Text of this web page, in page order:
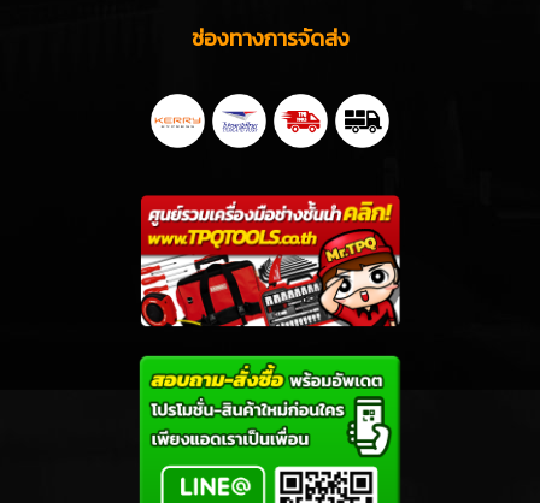
ช่องทางการจัดส่ง